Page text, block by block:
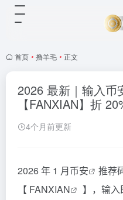
首页 • 撸羊毛 • 正文
2026 最新｜输入币
【FANXIAN】折
4个月前更新
2026 年 1 月币安 推荐
【 FANXIAN 】，输入